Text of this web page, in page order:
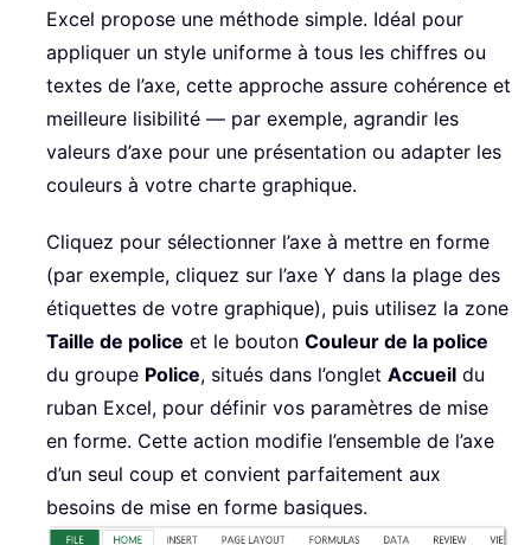
Excel propose une méthode simple. Idéal pour
appliquer un style uniforme à tous les chiffres ou
textes de l’axe, cette approche assure cohérence et
meilleure lisibilité — par exemple, agrandir les
valeurs d’axe pour une présentation ou adapter les
couleurs à votre charte graphique.
Cliquez pour sélectionner l’axe à mettre en forme
(par exemple, cliquez sur l’axe Y dans la plage des
étiquettes de votre graphique), puis utilisez la zone
Taille de police et le bouton Couleur de la police
du groupe Police, situés dans l’onglet Accueil du
ruban Excel, pour définir vos paramètres de mise
en forme. Cette action modifie l’ensemble de l’axe
d’un seul coup et convient parfaitement aux
besoins de mise en forme basiques.